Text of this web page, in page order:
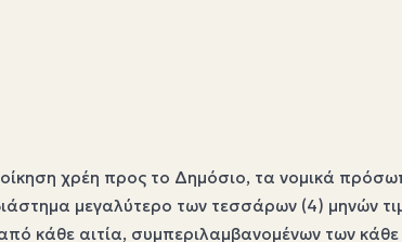
χρέη προς το Δημόσιο, τα νομικά
μεγαλύτερο των τεσσάρων (4) μηνών
κάθε αιτία, συμπεριλαμβανομένων των